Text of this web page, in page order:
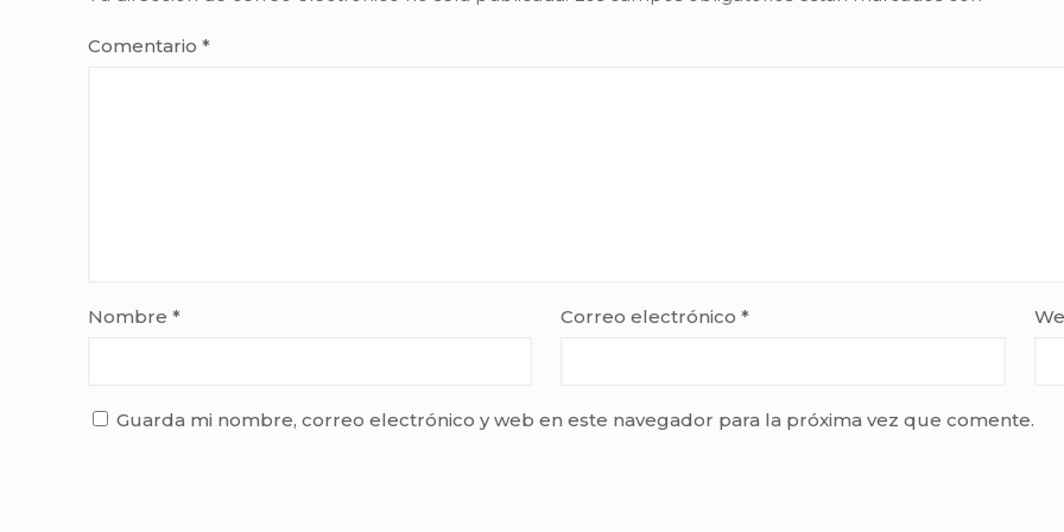
Comentario *
Nombre * Correo electrónico*
Guarda mi nombre, correo electrónico y web en este navegador para la próxima vez que comente.